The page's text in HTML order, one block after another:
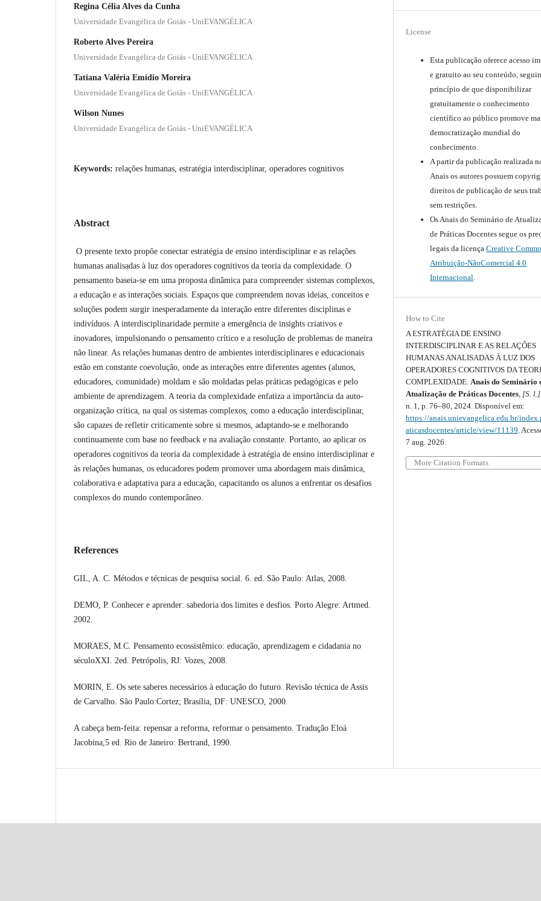
Regina Célia Alves da Cunha
Universidade Evangélica de Goiás - UniEVANGÉLICA
Roberto Alves Pereira
Universidade Evangélica de Goiás - UniEVANGÉLICA
Tatiana Valéria Emídio Moreira
Universidade Evangélica de Goiás - UniEVANGÉLICA
Wilson Nunes
Universidade Evangélica de Goiás - UniEVANGÉLICA
Keywords: relações humanas, estratégia interdisciplinar, operadores cognitivos
Abstract
O presente texto propõe conectar estratégia de ensino interdisciplinar e as relações
humanas analisadas à luz dos operadores cognitivos da teoria da complexidade. O
pensamento baseia-se em uma proposta dinâmica para compreender sistemas complexos,
a educação e as interações sociais. Espaços que compreendem novas ideias, conceitos e
soluções podem surgir inesperadamente da interação entre diferentes disciplinas e
indivíduos. A interdisciplinaridade permite a emergência de insights criativos e
inovadores, impulsionando o pensamento crítico e a resolução de problemas de maneira
não linear. As relações humanas dentro de ambientes interdisciplinares e educacionais
estão em constante coevolução, onde as interações entre diferentes agentes (alunos,
educadores, comunidade) moldam e são moldadas pelas práticas pedagógicas e pelo
ambiente de aprendizagem. A teoria da complexidade enfatiza a importância da auto-
organização crítica, na qual os sistemas complexos, como a educação interdisciplinar,
são capazes de refletir criticamente sobre si mesmos, adaptando-se e melhorando
continuamente com base no feedback e na avaliação constante. Portanto, ao aplicar os
operadores cognitivos da teoria da complexidade à estratégia de ensino interdisciplinar e
às relações humanas, os educadores podem promover uma abordagem mais dinâmica,
colaborativa e adaptativa para a educação, capacitando os alunos a enfrentar os desafios
complexos do mundo contemporâneo.
References
GIL, A. C. Métodos e técnicas de pesquisa social. 6. ed. São Paulo: Atlas, 2008.
DEMO, P. Conhecer e aprender: sabedoria dos limites e desfios. Porto Alegre: Artmed.
2002.
MORAES, M.C. Pensamento ecossistêmico: educação, aprendizagem e cidadania no
séculoXXI. 2ed. Petrópolis, RJ: Vozes, 2008.
MORIN, E. Os sete saberes necessários à educação do futuro. Revisão técnica de Assis
de Carvalho. São Paulo:Cortez; Brasília, DF: UNESCO, 2000.
A cabeça bem-feita: repensar a reforma, reformar o pensamento. Tradução Eloá
Jacobina,5 ed. Rio de Janeiro: Bertrand, 1990.
License
Esta publicação oferece acesso
e gratuito ao seu conteúdo,
princípio de que disponibilizar
gratuitamente o conhecimento
científico ao público promove
democratização mundial do
conhecimento.
A partir da publicação realizada
Anais os autores possuem
direitos de publicação de seus
sem restrições.
Os Anais do Seminário de
de Práticas Docentes segue os
legais da licençaCreative
Atribuição-NãoComercial 4.0
Internacional.
How to Cite
A ESTRATÉGIA DE ENSINO
INTERDISCIPLINAR E AS RELAÇÕES
HUMANAS ANALISADAS À LUZ DOS
OPERADORES COGNITIVOS DA
COMPLEXIDADE.Anais do Seminário
Atualização de Práticas Docentes, [S. l.]
n. 1, p. 76–80, 2024. Disponível em:
https://anais.unievangelica.edu.br/
aticasdocentes/article/view/11139.
7 aug. 2026.
More Citation Formats